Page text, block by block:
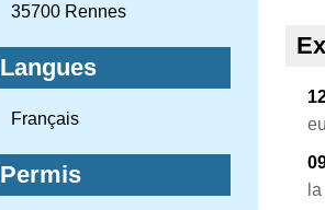
35700 Rennes
Langues
Français
Permis